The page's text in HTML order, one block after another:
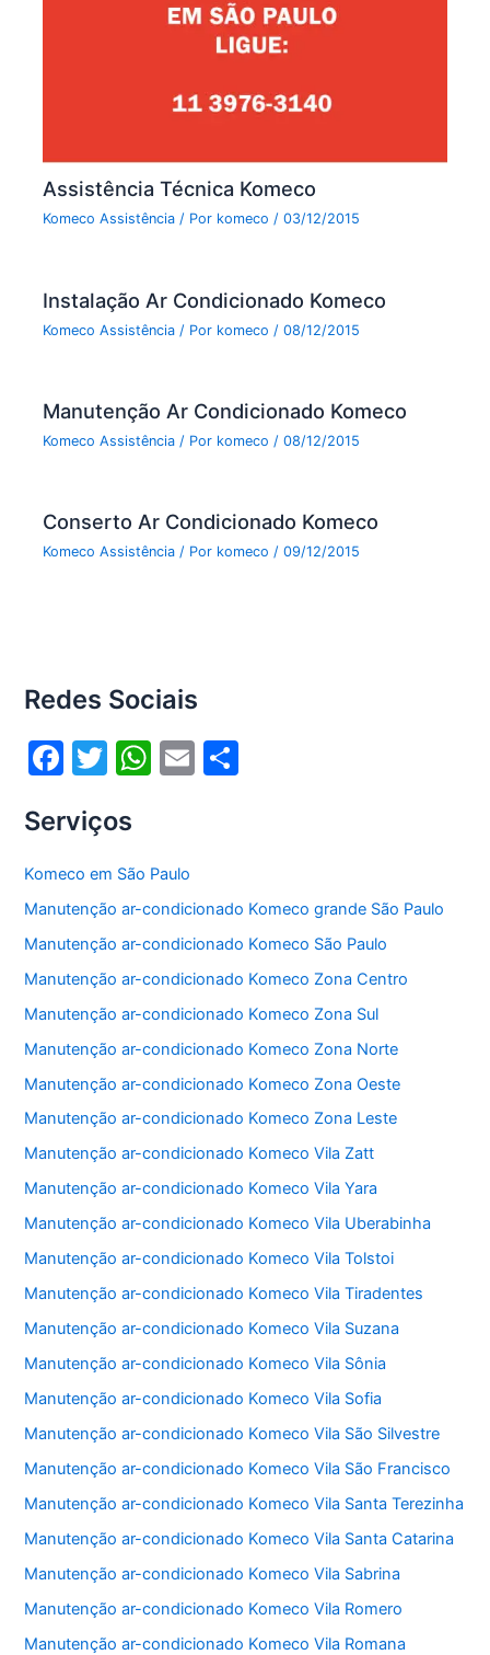
Assistência Técnica Komeco
Komeco Assistência / Por komeco/03/12/2015
Instalação Ar Condicionado Komeco
Komeco Assistência / Por komeco /08/12/2015
Manutenção Ar Condicionado Komeco
Komeco Assistência / Por komeco /08/12/2015
Conserto Ar Condicionado Komeco
Komeco Assistência / Por komeco/09/12/2015
Redes Sociais
F
c
e
b
o
o
k
T
itt
er
W
s
A
p
p
E
Serviços
Komeco em São Paulo
Manutenção ar-condicionado Komeco grande São Paulo
Manutenção ar-condicionado Komeco São Paulo
Manutenção ar-condicionado Komeco Zona Centro
Manutenção ar-condicionado Komeco Zona Sul
Manutenção ar-condicionado Komeco Zona Norte
Manutenção ar-condicionado Komeco Zona Oeste
Manutenção ar-condicionado Komeco Zona Leste
Manutenção ar-condicionado Komeco Vila Zatt
Manutenção ar-condicionado Komeco Vila Yara
Manutenção ar-condicionado Komeco Vila Uberabinha
Manutenção ar-condicionado Komeco Vila Tolstoi
Manutenção ar-condicionado Komeco Vila Tiradentes
Manutenção ar-condicionado Komeco Vila Suzana
Manutenção ar-condicionado Komeco Vila Sônia
Manutenção ar-condicionado Komeco Vila Sofia
Manutenção ar-condicionado Komeco Vila São Silvestre
Manutenção ar-condicionado Komeco Vila São Francisco
Manutenção ar-condicionado Komeco Vila Santa Terezinha
Manutenção ar-condicionado Komeco Vila Santa Catarina
Manutenção ar-condicionado Komeco Vila Sabrina
Manutenção ar-condicionado Komeco Vila Romero
Manutenção ar-condicionado Komeco Vila Romana